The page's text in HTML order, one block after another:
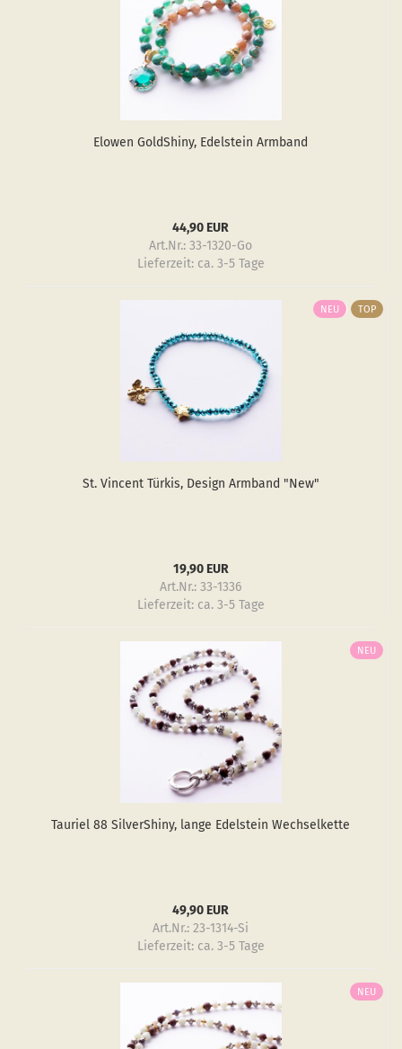
Elo­wen GoldS­hiny, Edel­stein Arm­band
44,90 EUR
Art.Nr.: 33-1320-Go
Lieferzeit: ca. 3-5 Tage
NEU TOP
St. Vin­cent Tür­kis, De­sign Arm­band "New"
19,90 EUR
Art.Nr.: 33-1336
Lieferzeit: ca. 3-5 Tage
NEU
Tau­ri­el 88 Sil­verS­hiny, lange Edel­stein Wech­sel­ket­te
49,90 EUR
Art.Nr.: 23-1314-Si
Lieferzeit: ca. 3-5 Tage
NEU